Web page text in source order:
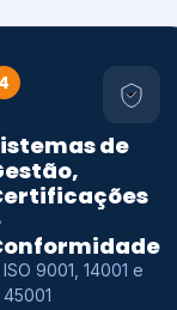
4
de
ISO 9001, 14001 e
45001